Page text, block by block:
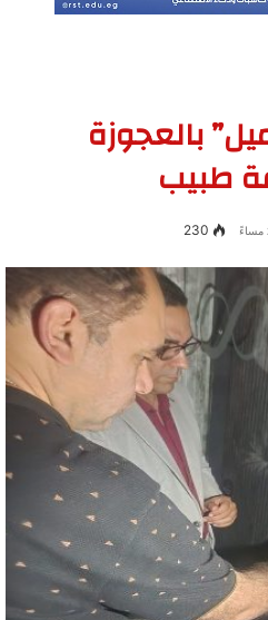
بالعجوزة
طبيب
230